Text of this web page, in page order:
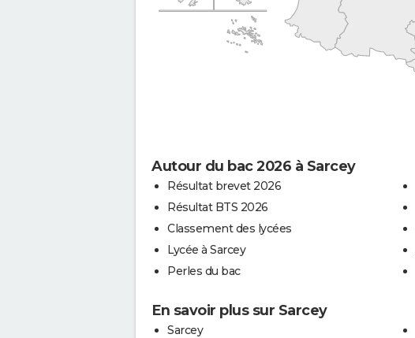
Autour du bac 2026 à Sarcey
Résultat brevet 2026
Résultat BTS 2026
Classement des lycées
Lycée à Sarcey
Perles du bac
En savoir plus sur Sarcey
Sarcey